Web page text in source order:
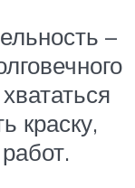
–
краску,